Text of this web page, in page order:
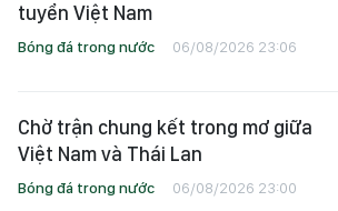
tuyển Việt Nam
Bóng đá trong nước 06/08/2026 23:06
Chờ trận chung kết trong mơ giữa
Việt Nam và Thái Lan
Bóng đá trong nước 06/08/2026 23:00